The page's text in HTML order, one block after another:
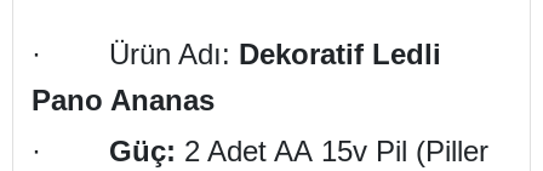
· Ürün Adı: Dekoratif Ledli
Pano Ananas
·
Güç: 2 Adet AA 15v Pil (Piller